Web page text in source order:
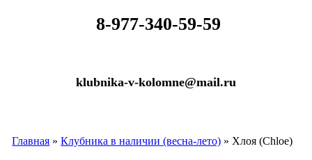
8-977-340-59-59
klubnika-v-kolomne@mail.ru
Главная »Клубника в наличии (весна-лето) » Хлоя (Chloe)